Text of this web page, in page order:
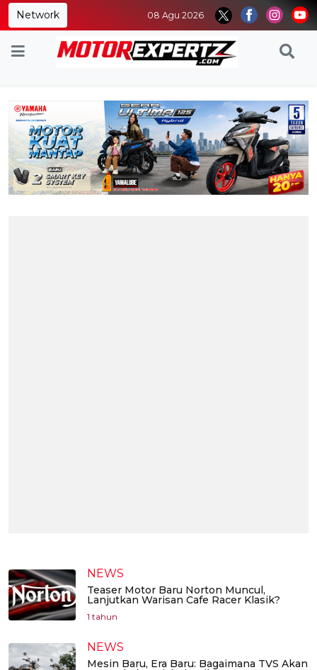
Network 08 Agu 2026
NEWS
Teaser Motor Baru Norton Muncul,
Lanjutkan Warisan Cafe Racer Klasik?
1 tahun
NEWS
Mesin Baru, Era Baru: Bagaimana TVS Akan